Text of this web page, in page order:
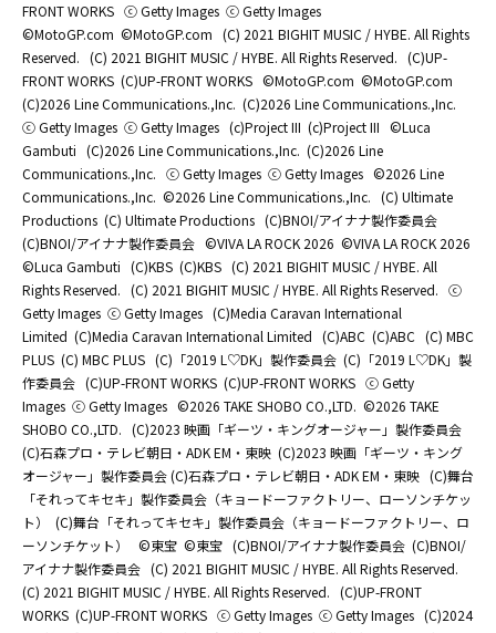
FRONT WORKS ⓒ Getty Images ⓒ Getty Images
©MotoGP.com ©MotoGP.com (C) 2021 BIGHIT MUSIC / HYBE. All Rights
Reserved. (C) 2021 BIGHIT MUSIC / HYBE. All Rights Reserved. (C)UP-
FRONT WORKS (C)UP-FRONT WORKS ©MotoGP.com ©MotoGP.com
(C)2026 Line Communications.,Inc. (C)2026 Line Communications.,Inc.
ⓒ Getty Images ⓒ Getty Images (c)Project III (c)Project III ©Luca
Gambuti (C)2026 Line Communications.,Inc. (C)2026 Line
Communications.,Inc. ⓒ Getty Images ⓒ Getty Images ©2026 Line
Communications.,Inc. ©2026 Line Communications.,Inc. (C) Ultimate
Productions (C) Ultimate Productions (C)BNOI/アイナナ製作委員会
(C)BNOI/アイナナ製作委員会 ©️VIVA LA ROCK 2026 ©️VIVA LA ROCK 2026
©Luca Gambuti (C)KBS (C)KBS (C) 2021 BIGHIT MUSIC / HYBE. All
Rights Reserved. (C) 2021 BIGHIT MUSIC / HYBE. All Rights Reserved. ⓒ
Getty Images ⓒ Getty Images (C)Media Caravan International
Limited (C)Media Caravan International Limited (C)ABC (C)ABC (C) MBC
PLUS (C) MBC PLUS (C)「2019 L♡DK」製作委員会 (C)「2019 L♡DK」製
作委員会 (C)UP-FRONT WORKS (C)UP-FRONT WORKS ⓒ Getty
Images ⓒ Getty Images ©2026 TAKE SHOBO CO.,LTD. ©2026 TAKE
SHOBO CO.,LTD. (C)2023 映画「ギーツ・キングオージャー」製作委員会
(C)石森プロ・テレビ朝日・ADK EM・東映 (C)2023 映画「ギーツ・キング
オージャー」製作委員会 (C)石森プロ・テレビ朝日・ADK EM・東映 (C)舞台
「それってキセキ」製作委員会（キョードーファクトリー、ローソンチケッ
ト）
(C)舞台「それってキセキ」製作委員会（キョードーファクトリー、ロ
ーソンチケット）
©東宝 ©東宝 (C)BNOI/アイナナ製作委員会 (C)BNOI/
アイナナ製作委員会 (C) 2021 BIGHIT MUSIC / HYBE. All Rights Reserved.
(C) 2021 BIGHIT MUSIC / HYBE. All Rights Reserved. (C)UP-FRONT
WORKS (C)UP-FRONT WORKS ⓒ Getty Images ⓒ Getty Images (C)2024